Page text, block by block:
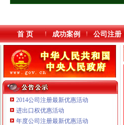
首 页 成功案例 公司注册
2014公司注册最新优惠活动
进出口权优惠活动
年度公司注册最新优惠活动